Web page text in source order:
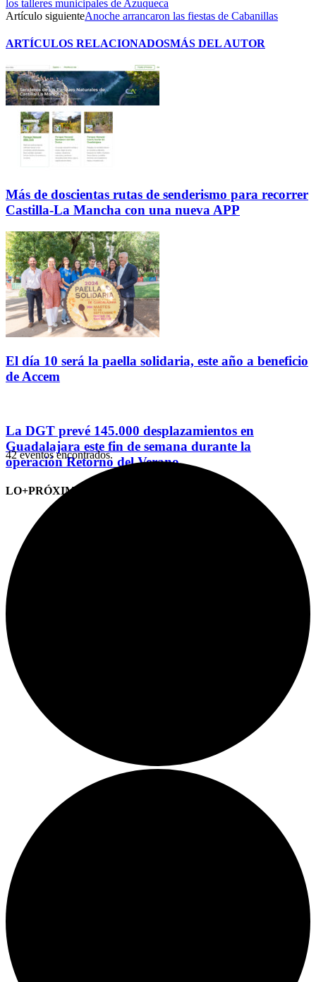
los talleres municipales de Azuqueca
Artículo siguienteAnoche arrancaron las fiestas de Cabanillas
ARTÍCULOS RELACIONADOSMÁS DEL AUTOR
Más de doscientas rutas de senderismo para recorrer
Castilla-La Mancha con una nueva APP
El día 10 será la paella solidaria, este año a beneficio
de Accem
La DGT prevé 145.000 desplazamientos en
Guadalajara este fin de semana durante la
operación Retorno del Verano
LO+PRÓXIMO (CITAS)
42 eventos encontrados.